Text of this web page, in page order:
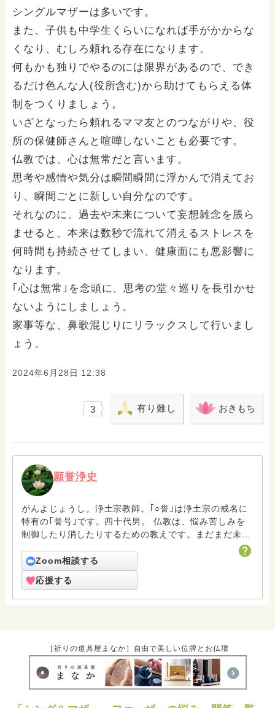
シングルマザーは多いです。
また、子供も中学生くらいになれば手がかからな
くなり、むしろ頼れる存在になります。
何もかも独りでやるのには限界があるので、でき
るだけ色んな人(役所含む)から助けてもらえる体
制をつくりましょう。
いざとなったら頼れるママ友とのつながりや、役
所の保健師さんと喧嘩しないことも必要です。
仏教では、心は無常だと言います。
思考や感情や気分は瞬間瞬間に浮かんで消えてお
り、瞬間ごとに新しい自分なのです。
それなのに、過去や未来について妄想雑念を脹ら
ませると、本来は数秒で流れて消えるストレスを
何時間も持続させてしまい、健康面にも悪影響に
なります。
｢心は無常｣を念頭に、思考の堂々巡りを長引かせ
ないようにしましょう。
家事等な、鼻歌混じりにリラックスして行いまし
ょう。
2024年6月28日 12:38
3 有り難し おきもち
願誉浄史
がんよじょうし。浄土宗教師。｢○誉｣は浄土宗の戒名に
特有の｢誉号｣です。四十代男。 仏教は、悩み苦しみを
制御したり消したりするための教えです。まだまだ未熟
Zoom相談する
応援する
［祈りの道具屋まなか］自由で美しい位牌とお仏壇